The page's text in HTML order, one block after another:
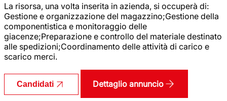
La risorsa, una volta inserita in azienda, si occuperà di:
Gestione e organizzazione del magazzino;Gestione della
componentistica e monitoraggio delle
giacenze;Preparazione e controllo del materiale destinato
alle spedizioni;Coordinamento delle attività di carico e
scarico merci.
Candidati Dettaglio annuncio